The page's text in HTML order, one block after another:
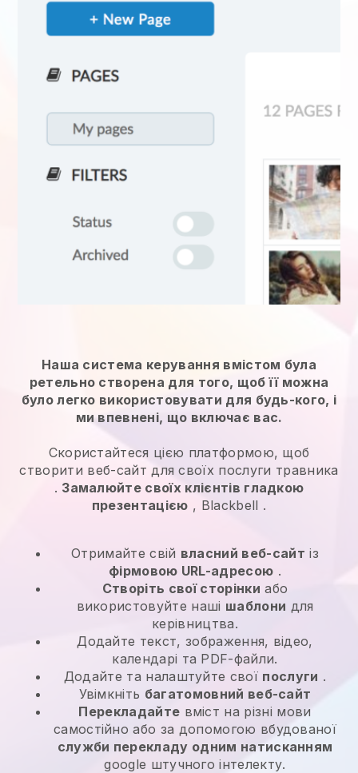
Наша система керування вмістом була
ретельно створена для того, щоб її можна
було легко використовувати для будь-кого, і
ми впевнені, що включає вас.
Скористайтеся цією платформою, щоб
створити веб-сайт для своїх послуги травника
. Замалюйте своїх клієнтів гладкою
презентацією , Blackbell .
Отримайте свій власний веб-сайт із
фірмовою URL-адресою .
Створіть свої сторінки або
використовуйте наші шаблони для
керівництва.
Додайте текст, зображення, відео,
календарі та PDF-файли.
Додайте та налаштуйте свої послуги .
Увімкніть багатомовний веб-сайт
Перекладайте вміст на різні мови
самостійно або за допомогою вбудованої
служби перекладу одним натисканням
google штучного інтелекту.